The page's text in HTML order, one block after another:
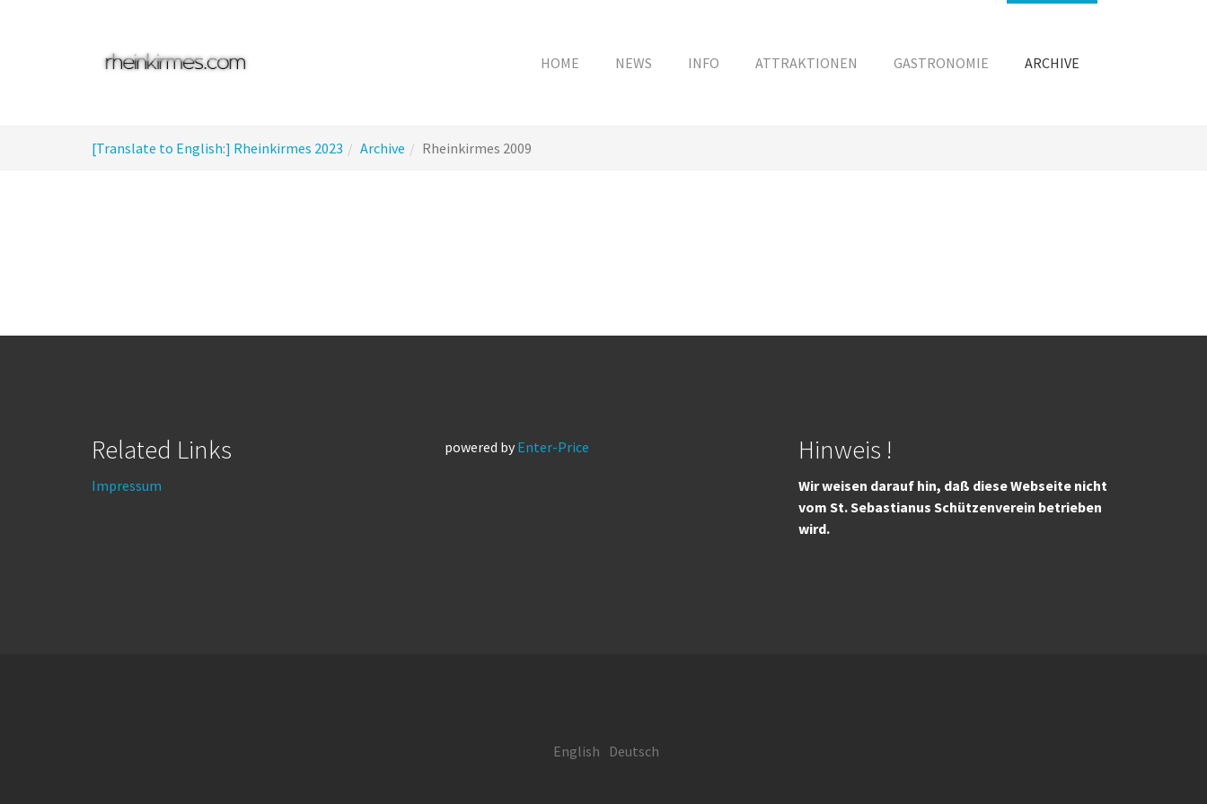
HOME NEWS INFO ATTRAKTIONEN GASTRONOMIE ARCHIVE
are
[Translate to English:] Rheinkirmes 2023 Archive Rheinkirmes 2009
Related Links
Impressum
powered by Enter-Price Hinweis !
Wir weisen darauf hin, daß diese Webseite nicht
vom St. Sebastianus Schützenverein betrieben
wird.
English Deutsch